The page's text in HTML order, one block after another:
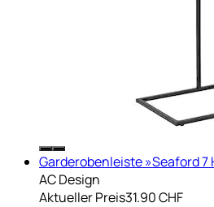
Garderobenleiste »Seaford 7
AC Design
Aktueller Preis31.90 CHF